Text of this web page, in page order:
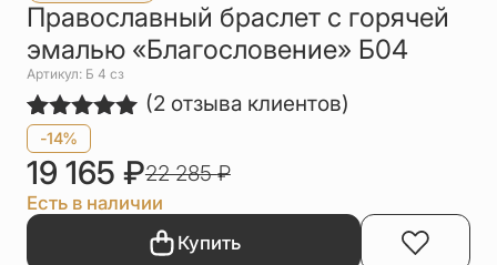
Православный браслет с горячей
эмалью «Благословение» Б04
Артикул: Б 4 сз
Рейтинг
5.00из 5
на основе
опроса
2
пользователей
(2 отзыва клиентов)
-14%
19 165 ₽22 285₽
Есть в наличии
Купить